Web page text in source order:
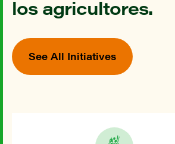
los agricultores.
See All Initiatives